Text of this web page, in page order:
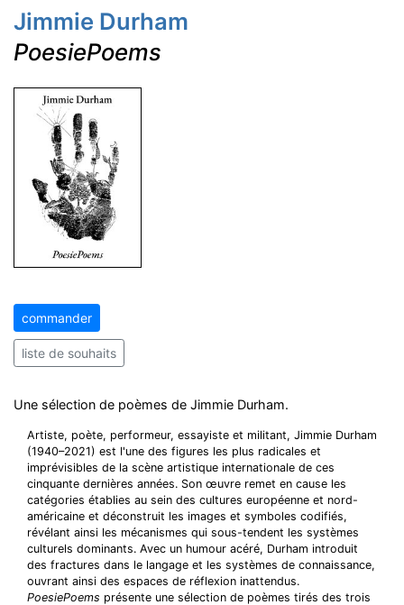
Jimmie Durham
PoesiePoems
commander
liste de souhaits
Une sélection de poèmes de Jimmie Durham.
Artiste, poète, performeur, essayiste et militant, Jimmie Durham
(1940–2021) est l'une des figures les plus radicales et
imprévisibles de la scène artistique internationale de ces
cinquante dernières années. Son œuvre remet en cause les
catégories établies au sein des cultures européenne et nord-
américaine et déconstruit les images et symboles codifiés,
révélant ainsi les mécanismes qui sous-tendent les systèmes
culturels dominants. Avec un humour acéré, Durham introduit
des fractures dans le langage et les systèmes de connaissance,
ouvrant ainsi des espaces de réflexion inattendus.
PoesiePoems présente une sélection de poèmes tirés des trois